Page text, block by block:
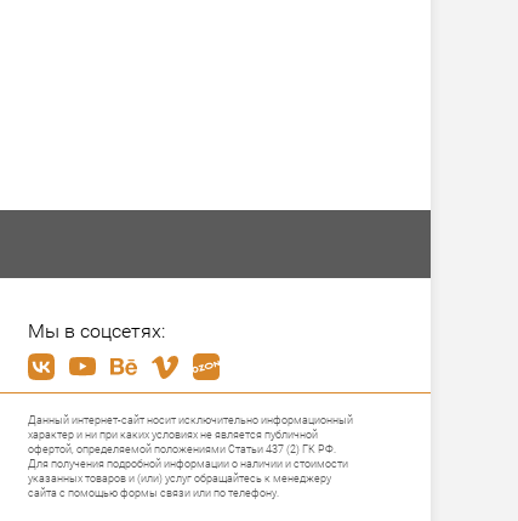
Мы в соцсетях:
Данный интернет-сайт носит исключительно информационный
характер и ни при каких условиях не является публичной
офертой, определяемой положениями Статьи 437 (2) ГК РФ.
Для получения подробной информации о наличии и стоимости
указанных товаров и (или) услуг обращайтесь к менеджеру
сайта с помощью формы связи или по телефону.